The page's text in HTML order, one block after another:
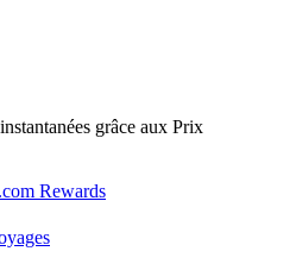
grâce aux Prix
Rewards